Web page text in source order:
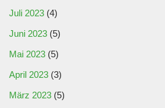
Juli 2023 (4)
Juni 2023 (5)
Mai 2023 (5)
April 2023 (3)
März 2023 (5)